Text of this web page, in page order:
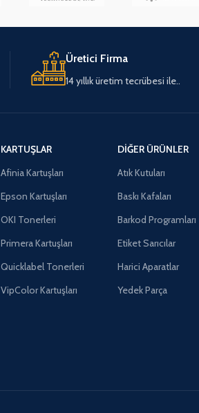
Üretici Firma
14 yıllık üretim tecrübesi ile..
KARTUŞLAR
Afinia Kartuşları
Epson Kartuşları
OKI Tonerleri
Primera Kartuşları
Quicklabel Tonerleri
VipColor Kartuşları
DIĞER ÜRÜNLER
Atık Kutuları
Baskı Kafaları
Barkod Programları
Etiket Sarıcılar
Harici Aparatlar
Yedek Parça